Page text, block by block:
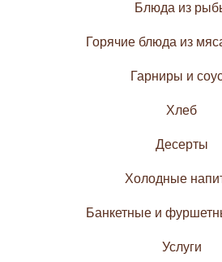
Блюда из
Горячие блюда из
Гарниры и
Хлеб
Десерты
Холодные
Банкетные и
Услуги